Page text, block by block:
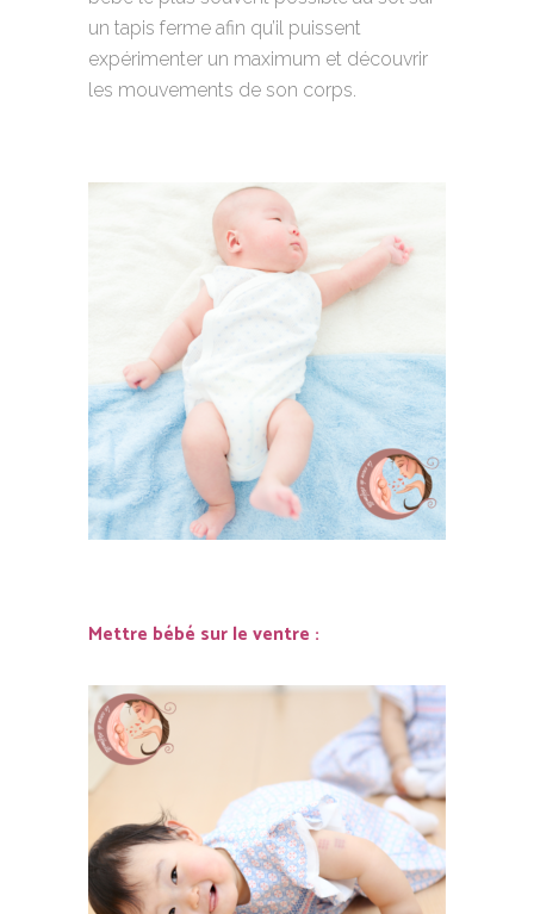
un tapis ferme afin qu’il puissent
expérimenter un maximum et découvrir
les mouvements de son corps.
Mettre bébé sur le ventre :